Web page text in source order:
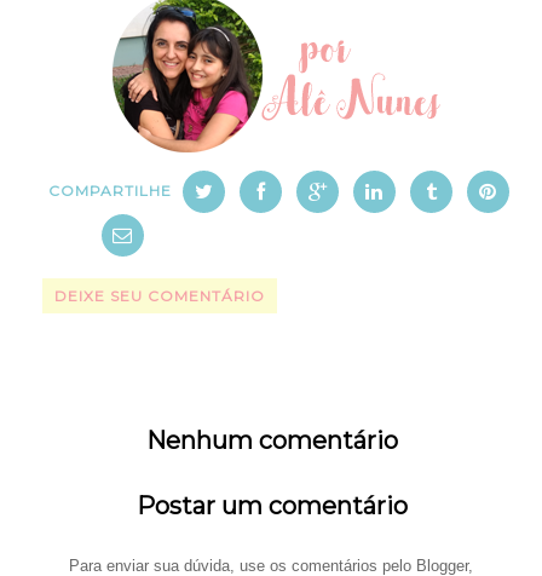
COMPARTILHE
DEIXE SEU COMENTÁRIO
Nenhum comentário
Postar um comentário
Para enviar sua dúvida, use os comentários pelo Blogger,